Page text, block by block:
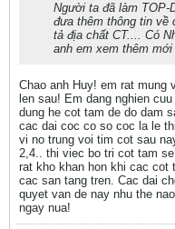
Người ta đã làm TOP-
đưa thêm thông tin về
tả địa chất CT.... Có
anh em xem thêm
Chao anh Huy! em rat mung
len sau! Em dang nghien
dung he cot tam de do dam
cac dai coc co so coc la le
vi no trung voi tim cot sau
2,4.. thi viec bo tri cot tam
rat kho khan hon khi cac cot
cac san tang tren. Cac dai
quyet van de nay nhu the
ngay nua!